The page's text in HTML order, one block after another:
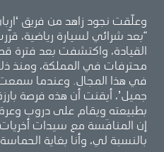
وعلّقت نجود زاهد من فريق
“بعد شرائي لسيارة رياضية،
القيادة، واكتشفت بعد فترة
محترفات في المملكة، ومنذ
في هذا المجال. وعندما سمعت
جميل’، أيقنت أن هذه فرصة
بطبيعته ويقام على دروب
إن المنافَسة مع سيدات
بالنسبة لي، وأنا بغاية